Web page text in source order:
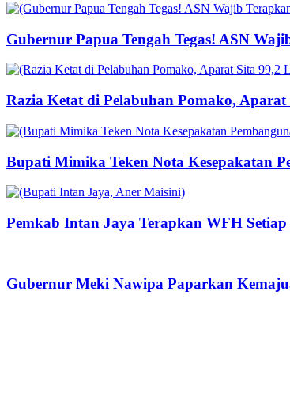
Gubernur Papua Tengah Tegas! ASN
Razia Ketat di Pelabuhan Pomako,
Bupati Mimika Teken Nota Kesepakatan
Pemkab Intan Jaya Terapkan WFH
Gubernur Meki Nawipa Paparkan